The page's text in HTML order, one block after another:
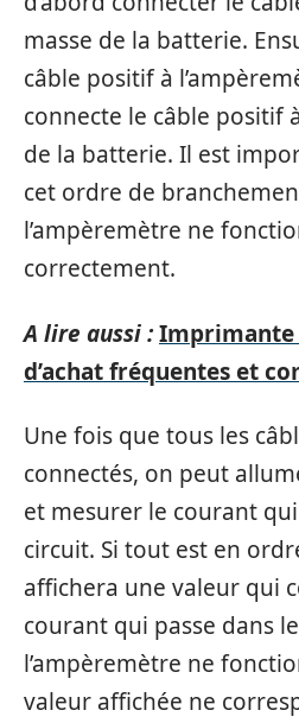
masse de la batterie.
câble positif à
connecte le câble positif
de la batterie. Il est
cet ordre de
l’ampèremètre ne
correctement.
A lire aussi :Imprimante
d’achat fréquentes et
Une fois que tous les
connectés, on peut
et mesurer le courant
circuit. Si tout est en
affichera une valeur qui
courant qui passe dans
l’ampèremètre ne
valeur affichée ne